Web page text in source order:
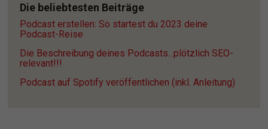
Die beliebtesten Beiträge
Podcast erstellen: So startest du 2023 deine
Podcast-Reise
Die Beschreibung deines Podcasts...plötzlich SEO-
relevant!!!
Podcast auf Spotify veröffentlichen (inkl. Anleitung)